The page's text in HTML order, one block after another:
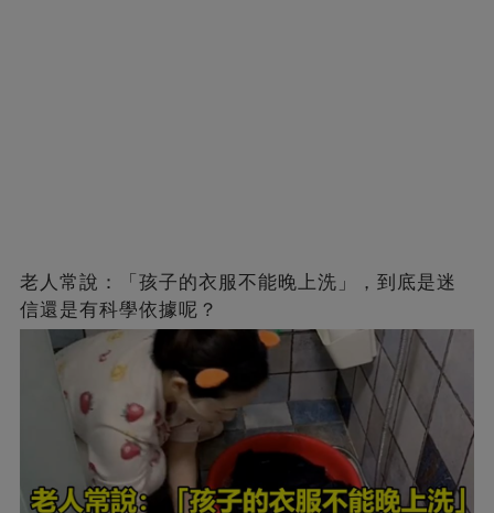
老人常說：「孩子的衣服不能晚上洗」，到底是迷
信還是有科學依據呢？